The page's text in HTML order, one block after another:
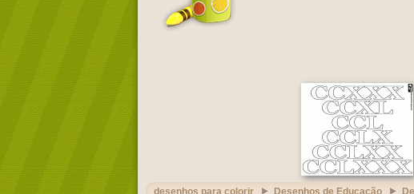
desenhos para colorir Desenhos de Educação